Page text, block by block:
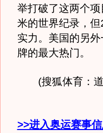
举打破了这两个
米的世界纪录，
实力。美国的另
牌的最大热门。
(搜狐体育：道
>>进入奥运赛事